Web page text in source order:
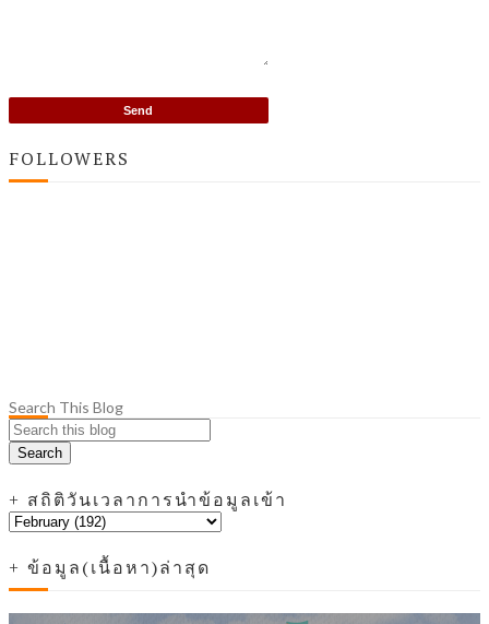
FOLLOWERS
Search This Blog
+ สถิติวันเวลาการนำข้อมูลเข้า
+ ข้อมูล(เนื้อหา)ล่าสุด